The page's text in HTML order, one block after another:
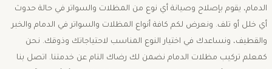
الدمام، يقوم بإصلاح وصيانة أي نوع من المظلات والسواتر في حالة حدوث
أي خلل أو تلف. ونعرض لكم كافة أنواع المظلات والسواتر في الدمام والخبر
والقطيف، ونساعدك في اختيار النوع المناسب لاحتياجاتك وذوقك. نحن
كمعلم تركيب مظلات الدمام نضمن لك رضاك التام عن خدمتنا. اتصل بنا